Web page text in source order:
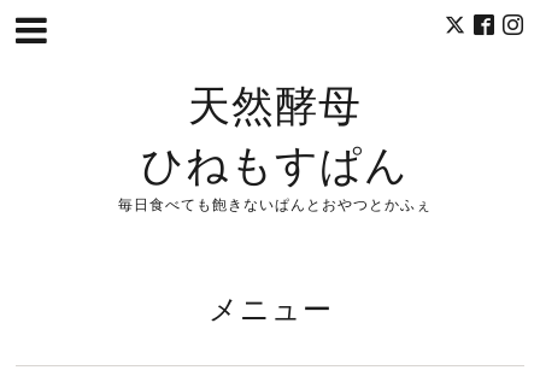
天然酵母
ひねもすぱん
毎日食べても飽きないぱんとおやつとかふぇ
メニュー